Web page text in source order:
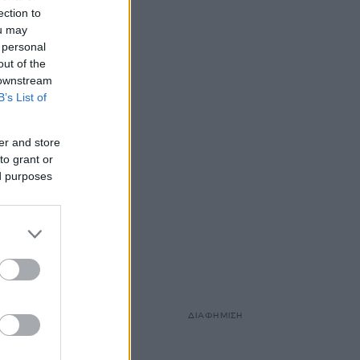
to
may
of the
List of
and store
grant or
purposes
ΔΙΑΦΗΜΙΣΗ